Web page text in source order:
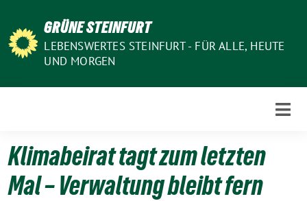
zum
Inhalt
GRÜNE STEINFURT
LEBENSWERTES STEINFURT - FÜR ALLE, HEUTE
UND MORGEN
Klimabeirat tagt zum letzten
Mal – Verwaltung bleibt fern